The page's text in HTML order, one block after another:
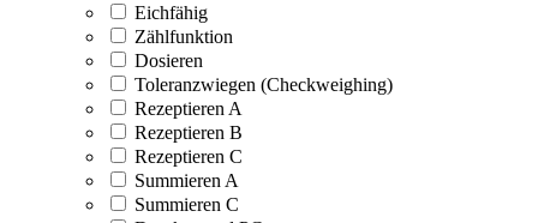
Eichfähig
Zählfunktion
Dosieren
Toleranzwiegen (Checkweighing)
Rezeptieren A
Rezeptieren B
Rezeptieren C
Summieren A
Summieren C